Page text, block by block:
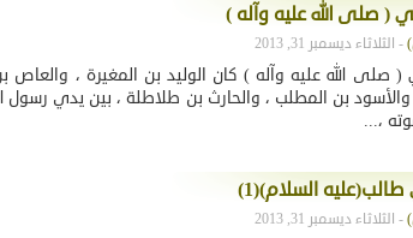
( صلى الله عليه وآله )
- الثلاثاء ديسمبر 31, 2013
( صلى الله عليه وآله ) كان الوليد بن المغيرة ،
بن المطلب ، والحارث بن طلاطلة ، بين يدي رسول
،...
السلام)(1)
- الثلاثاء ديسمبر 31, 2013